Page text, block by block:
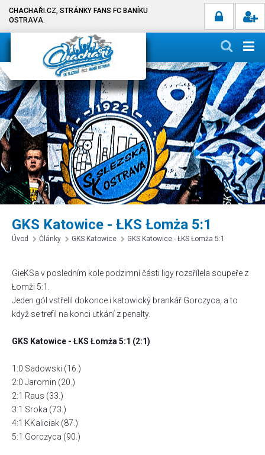
CHACHAŘI.CZ, STRÁNKY FANS FC BANÍKU
OSTRAVA.
GKS Katowice - ŁKS Łomża 5:1
Úvod Články GKS Katowice GKS Katowice - ŁKS Łomża 5:1
GieKSa v posledním kole podzimní části ligy rozsřílela soupeře z
Łomži 5:1.
Jeden gól vstřelil dokonce i katowický brankář Gorczyca, a to
když se trefil na konci utkání z penalty.
GKS Katowice - ŁKS Łomża 5:1 (2:1)
1:0 Sadowski (16.)
2:0 Jaromin (20.)
2:1 Raus (33.)
3:1 Sroka (73.)
4:1 KKaliciak (87.)
5:1 Gorczyca (90.)